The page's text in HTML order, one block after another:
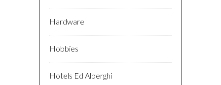
Hardware
Hobbies
Hotels Ed Alberghi